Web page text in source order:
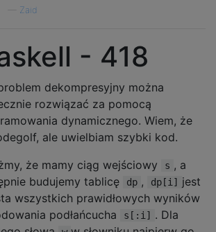
Zaid
- 418
dekompresyjny można
rozwiązać za pomocą
dynamicznego. Wiem, że
ale uwielbiam szybki kod.
że mamy ciąg wejściowy
s , a
budujemy tablicę
dp , dp[i]
jest
wszystkich prawidłowych wyników
podłańcucha
s[:i]
. Dla